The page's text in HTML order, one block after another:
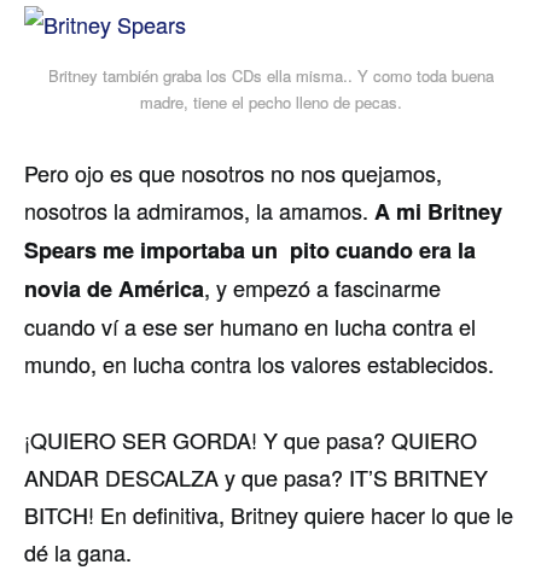
Britney también graba los CDs ella misma.. Y como toda buena
madre, tiene el pecho lleno de pecas.
Pero ojo es que nosotros no nos quejamos,
nosotros la admiramos, la amamos. A mi Britney
Spears me importaba un pito cuando era la
novia de América, y empezó a fascinarme
cuando ví­ a ese ser humano en lucha contra el
mundo, en lucha contra los valores establecidos.
¡QUIERO SER GORDA! Y que pasa? QUIERO
ANDAR DESCALZA y que pasa? IT’S BRITNEY
BITCH! En definitiva, Britney quiere hacer lo que le
dé la gana.